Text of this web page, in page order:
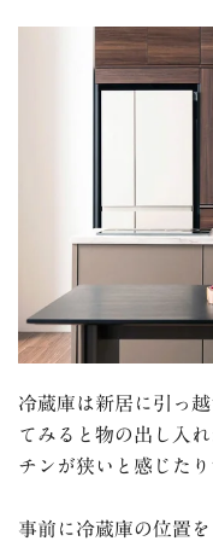
冷蔵庫は新居に引っ
てみると物の出し入
チンが狭いと感じた
事前に冷蔵庫の位置